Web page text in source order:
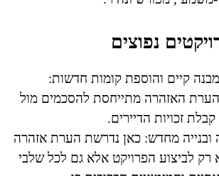
נפוצים
מבנה קיים והוספת קומות חדשות:
האזהרה מתייחסת להסכמים מול
זכויות הדיירים.
ובנייה מחדש: כאן נדרשת הערת אזהרה
לביצוע הפרויקט אלא גם לכל שלבי